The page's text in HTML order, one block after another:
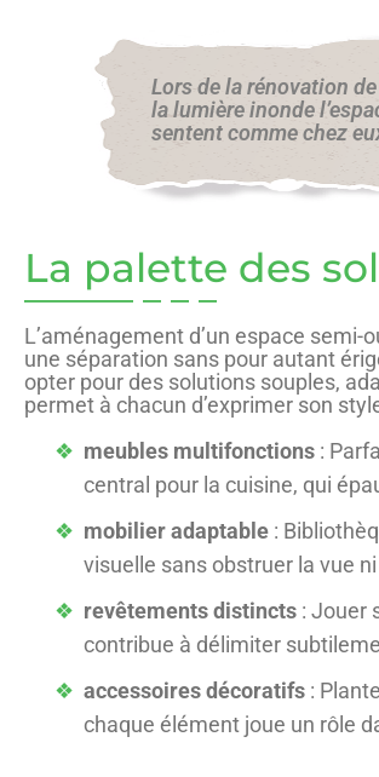
Lors de la rénovation
la lumière inonde
sentent comme chez
La palette des
L’aménagement d’un espace
une séparation sans pour autant
opter pour des solutions souples,
permet à chacun d’exprimer son
meubles multifonctions :
central pour la cuisine, qui
mobilier adaptable :
visuelle sans obstruer la vue
revêtements distincts : Jouer
contribue à délimiter
accessoires décoratifs :
chaque élément joue un rôle